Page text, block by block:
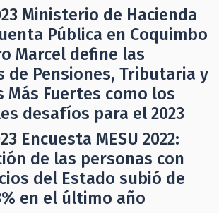
Ministerio de Hacienda
Pública en Coquimbo
Marcel define las
de Pensiones, Tributaria y
Más Fuertes como los
desafíos para el 2023
Encuesta MESU 2022:
de las personas con
del Estado subió de
en el último año